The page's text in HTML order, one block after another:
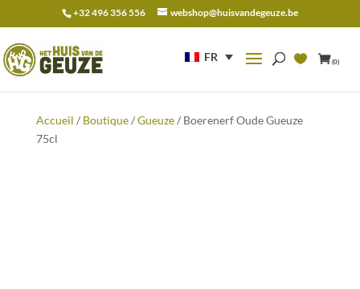
+32 496 356 556 webshop@huisvandegeuze.be
FR (0)
pour :
Accueil / Boutique/Gueuze/ Boerenerf Oude Gueuze
75cl